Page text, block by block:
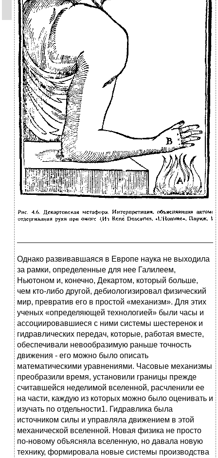
Однако развивавшаяся в Европе наука не выходила
за рамки, определенные для нее Галилеем,
Ньютоном и, конечно, Декартом, который больше,
чем кто-либо другой, дебиологизировал физический
мир, превратив его в простой «механизм». Для этих
ученых «определяющей технологией» были часы и
ассоциировавшиеся с ними системы шестеренок и
гидравлических передач, которые, работая вместе,
обеспечивали невообразимую раньше точность
движения - его можно было описать
математическими уравнениями. Часовые механизмы
преобразили время, установили границы прежде
считавшейся неделимой вселенной, расчленили ее
на части, каждую из которых можно было оценивать и
изучать по отдельности1. Гидравлика была
источником силы и управляла движением в этой
механической вселенной. Новая физика не просто
по-новому объясняла вселенную, но давала новую
технику, формировала новые системы производства